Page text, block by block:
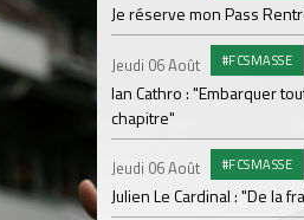
Je réserve mon Pass
Jeudi 06 Août #FCSMASSE
Ian Cathro : "Embarquer
chapitre"
Jeudi 06 Août #FCSMASSE
Julien Le Cardinal : "De la